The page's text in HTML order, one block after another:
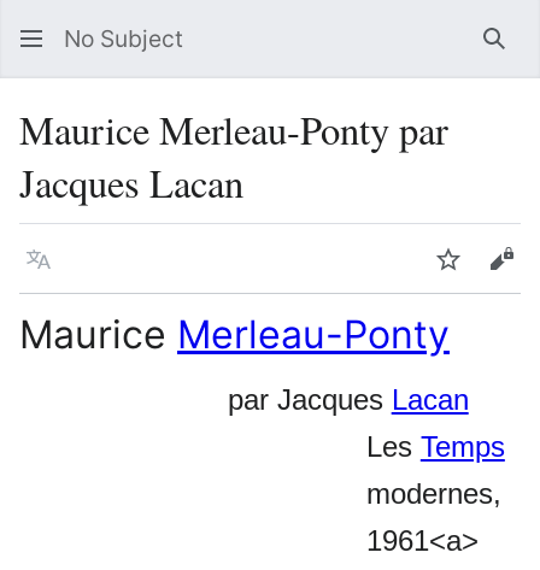
No Subject
Maurice Merleau-Ponty par
Jacques Lacan
Language Watch
Maurice Merleau-Ponty
par Jacques Lacan
Les Temps
modernes,
1961<a>